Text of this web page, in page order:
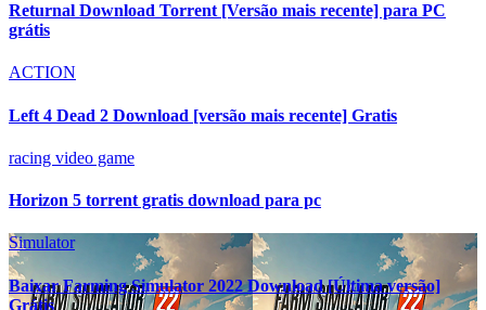
Returnal Download Torrent [Versão mais recente] para PC
grátis
ACTION
Left 4 Dead 2 Download [versão mais recente] Gratis
racing video game
Horizon 5 torrent gratis download para pc
Simulator
Baixar Farming Simulator 2022 Download [Última versão]
Grátis